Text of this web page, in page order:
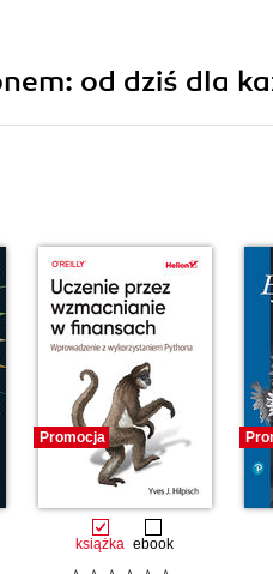
od dziś dla
Promocja
książka ebook